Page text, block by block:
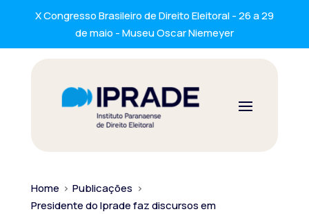
X Congresso Brasileiro de Direito Eleitoral - 26 a 29
de maio - Museu Oscar Niemeyer
Home > Publicações >
Presidente do Iprade faz discursos em